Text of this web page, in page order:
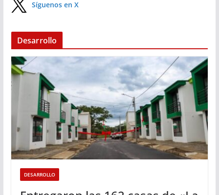
Síguenos en X
Desarrollo
DESARROLLO